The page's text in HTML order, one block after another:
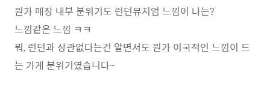
뭔가 매장 내부 분위기도 런던뮤지엄 느낌이 나는?
느낌같은 느낌 ㅋㅋ
뭐, 런던과 상관없다는건 알면서도 뭔가 이국적인 느낌이 드
는 가게 분위기였습니다~